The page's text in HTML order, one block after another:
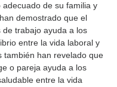
de su familia y
demostrado que el
trabajo ayuda a los
entre la vida laboral y
también han revelado que
o pareja ayuda a los
entre la vida